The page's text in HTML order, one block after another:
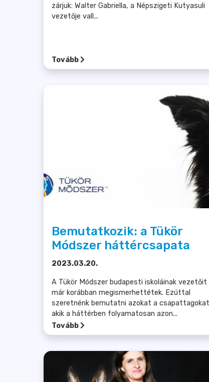
zárjuk: Walter Gabriella, a Népszigeti Kutyasuli
vezetője vall...
Tovább
Bemutatkozik: a Tükör
Módszer háttércsapata
2023.03.20.
A Tükör Módszer budapesti iskoláinak vezetőit
már korábban megismerhettétek. Ezúttal
szeretnénk bemutatni azokat a
akik a háttérben folyamatosan azon...
Tovább